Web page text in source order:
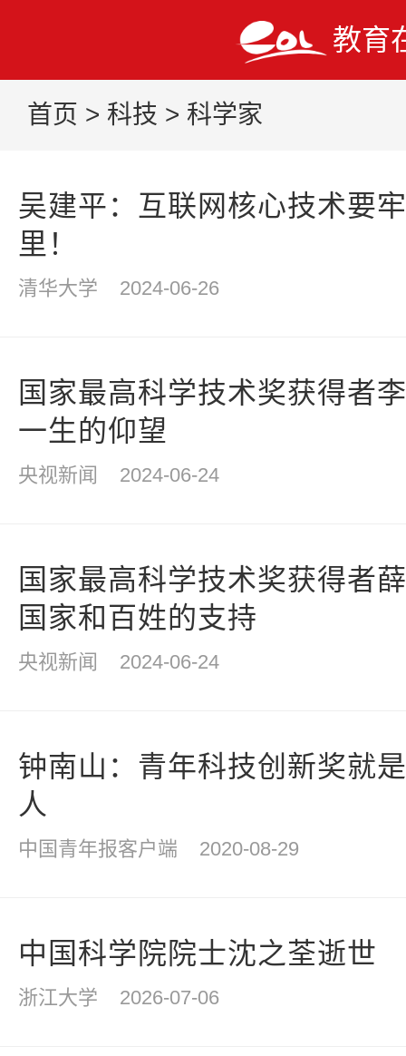
教育
首页 > 科技 > 科学家
吴建平：互联网核心技术要
里！
清华大学 2024-06-26
国家最高科学技术奖获得者
一生的仰望
央视新闻 2024-06-24
国家最高科学技术奖获得者
国家和百姓的支持
央视新闻 2024-06-24
钟南山：青年科技创新奖就
人
中国青年报客户端 2020-08-29
中国科学院院士沈之荃逝世
浙江大学 2026-07-06